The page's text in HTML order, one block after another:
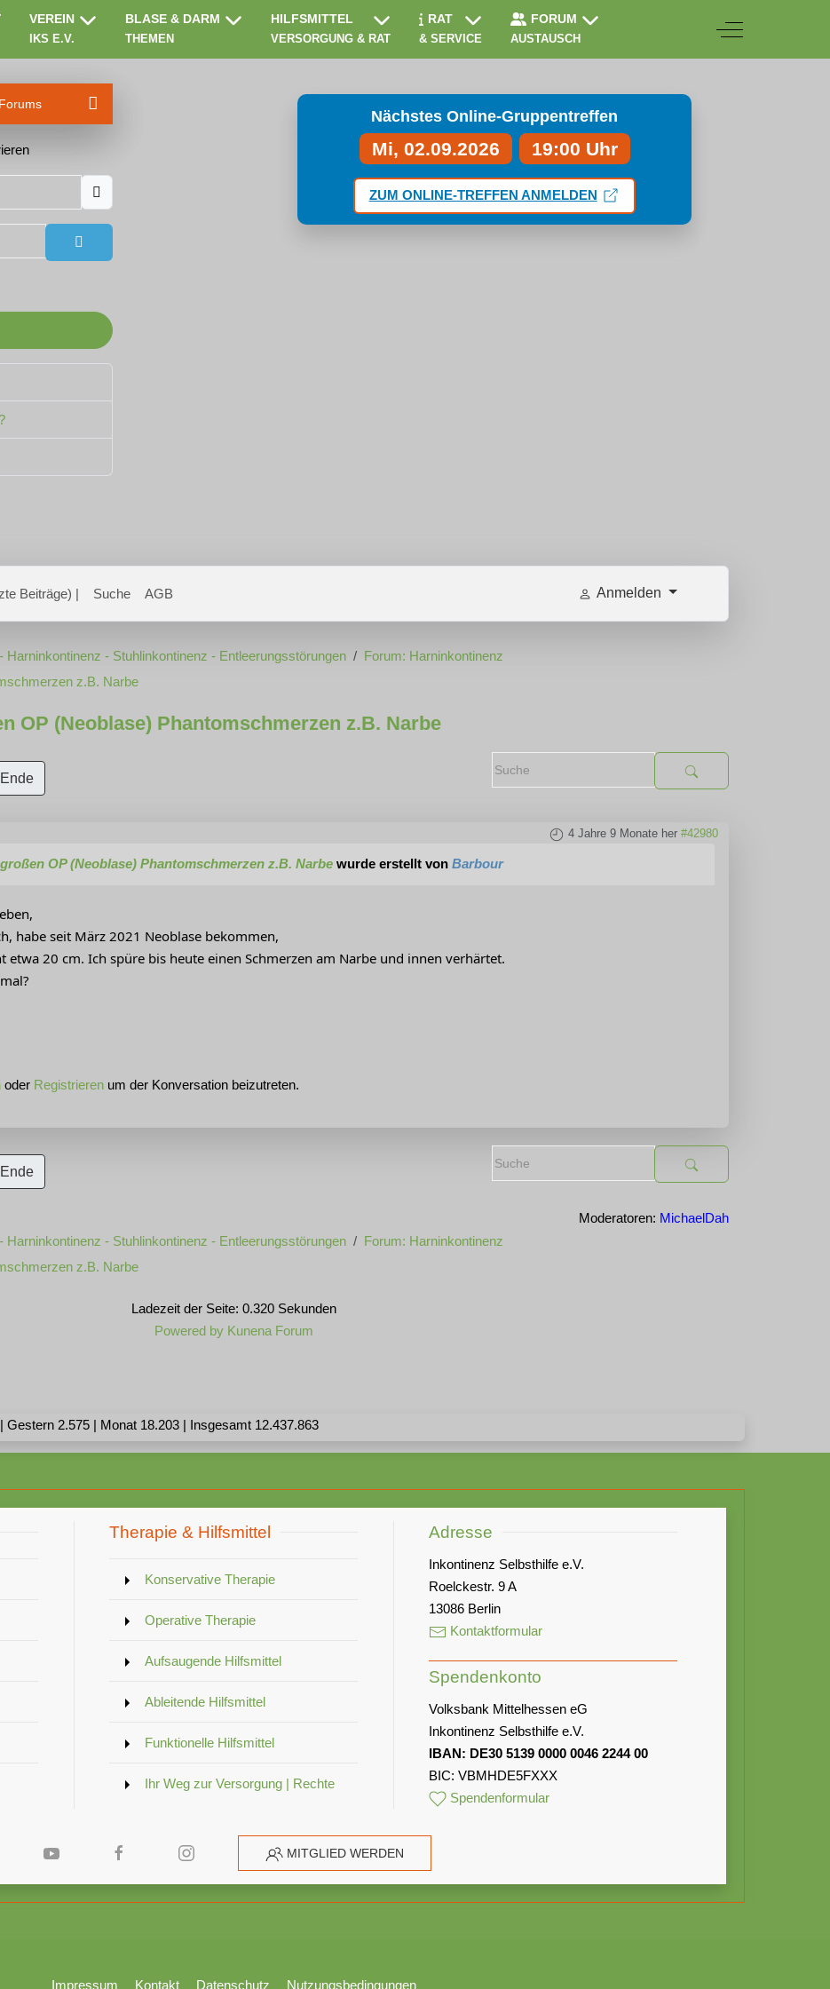
VEREIN
IKS E.V.
BLASE & DARM
THEMEN
HILFSMITTEL
VERSORGUNG & RAT
RAT
& SERVICE
FORUM
AUSTAUSCH
Off-Canvas
Passwort anzeigen
Nächstes Online-Gruppentreffen
Mi, 02.09.2026 19:00 Uhr
ZUM ONLINE-TREFFEN ANMELDEN
Beiträge) | Suche AGB Anmelden
Harninkontinenz - Stuhlinkontinenz - Entleerungsstörungen
Forum: Harninkontinenz
z.B. Narbe
OP (Neoblase) Phantomschmerzen z.B. Narbe
Ende
4 Jahre 9 Monate her #42980
OP (Neoblase) Phantomschmerzen z.B. Narbe wurde erstellt von Barbour
habe seit März 2021 Neoblase bekommen,
etwa 20 cm. Ich spüre bis heute einen Schmerzen am Narbe und innen verhärtet.
oder Registrieren um der Konversation beizutreten.
Ende
Moderatoren: MichaelDah
Harninkontinenz - Stuhlinkontinenz - Entleerungsstörungen
Forum: Harninkontinenz
z.B. Narbe
Ladezeit der Seite: 0.320 Sekunden
Powered by Kunena Forum
Gestern 2.575 | Monat 18.203 | Insgesamt 12.437.863
Therapie & Hilfsmittel
Konservative Therapie
Operative Therapie
Aufsaugende Hilfsmittel
Ableitende Hilfsmittel
Funktionelle Hilfsmittel
Ihr Weg zur Versorgung | Rechte
Adresse
Inkontinenz Selbsthilfe e.V.
Roelckestr. 9 A
13086 Berlin
Kontaktformular
Spendenkonto
Volksbank Mittelhessen eG
Inkontinenz Selbsthilfe e.V.
IBAN: DE30 5139 0000 0046 2244 00
BIC: VBMHDE5FXXX
Spendenformular
MITGLIED WERDEN
Impressum Kontakt Datenschutz Nutzungsbedingungen